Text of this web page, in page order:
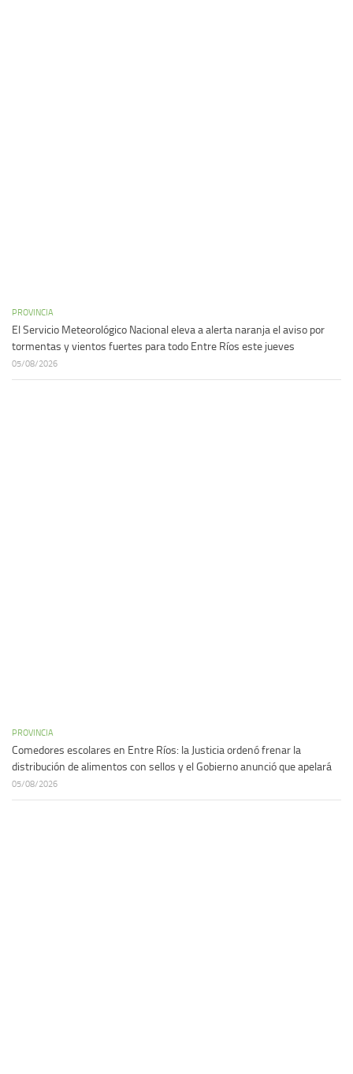
PROVINCIA
El Servicio Meteorológico Nacional eleva a alerta naranja el aviso por
tormentas y vientos fuertes para todo Entre Ríos este jueves
05/08/2026
PROVINCIA
Comedores escolares en Entre Ríos: la Justicia ordenó frenar la
distribución de alimentos con sellos y el Gobierno anunció que apelará
05/08/2026